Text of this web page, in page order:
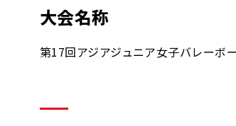
大会名称
第17回アジアジュニア女子バレーボ